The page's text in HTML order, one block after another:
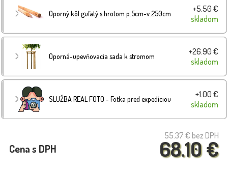
Oporný kôl guľatý s hrotom p.5cm-v.250cm
+5.50 €
skladom
Oporná-upevňovacia sada k stromom
+26.90 €
skladom
SLUŽBA REAL FOTO - Fotka pred expedíciou
+1.00 €
skladom
55.37 € bez DPH
68.10 €
Cena s DPH